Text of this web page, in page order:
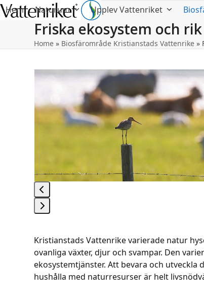
Hem Naturum Upplev Vattenriket
Friska ekosystem och
Home » Biosfärområde Kristianstads Vattenrike »
Use
and
right
access
the
carousel
navigation
to
go
to
the
Kristianstads Vattenrike varierade natur
ovanliga växter, djur och svampar. Den
ekosystemtjänster. Att bevara och
hushålla med naturresurser är helt